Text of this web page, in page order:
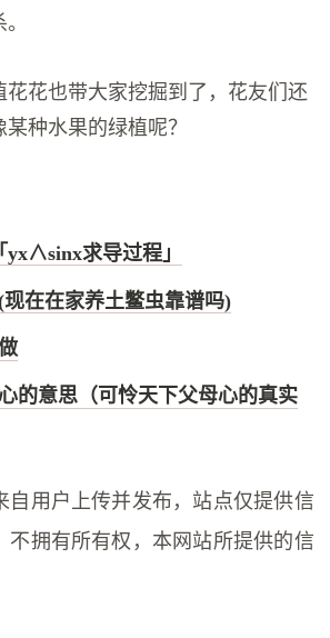
花花也带大家挖掘到了，花友们还
种水果的绿植呢？
yx∧sinx求导过程」
在在家养土鳖虫靠谱吗)
的意思（可怜天下父母心的真实
自用户上传并发布，站点仅提供信
不拥有所有权，本网站所提供的信